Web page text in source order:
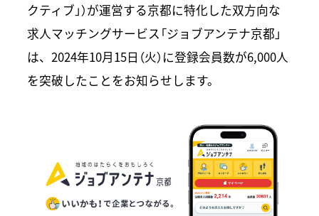
クティブ」）が運営する京都に特化した双方向な
求人マッチングサービス「ジョブアンテナ京都」
は、2024年10月15日（火）に登録会員数が6,000人
を突破したことをお知らせします。